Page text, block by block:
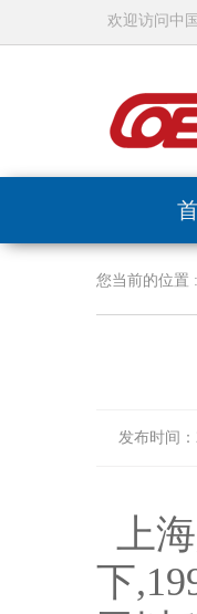
欢迎访问中
您当前的位置 :
发布时间
上
下